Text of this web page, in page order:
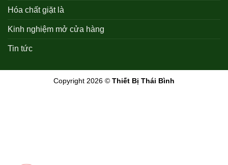
Hóa chất giặt là
Kinh nghiệm mở cửa hàng
Tin tức
Copyright 2026 © Thiết Bị Thái Bình